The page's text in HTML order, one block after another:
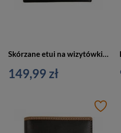
149,99 zł